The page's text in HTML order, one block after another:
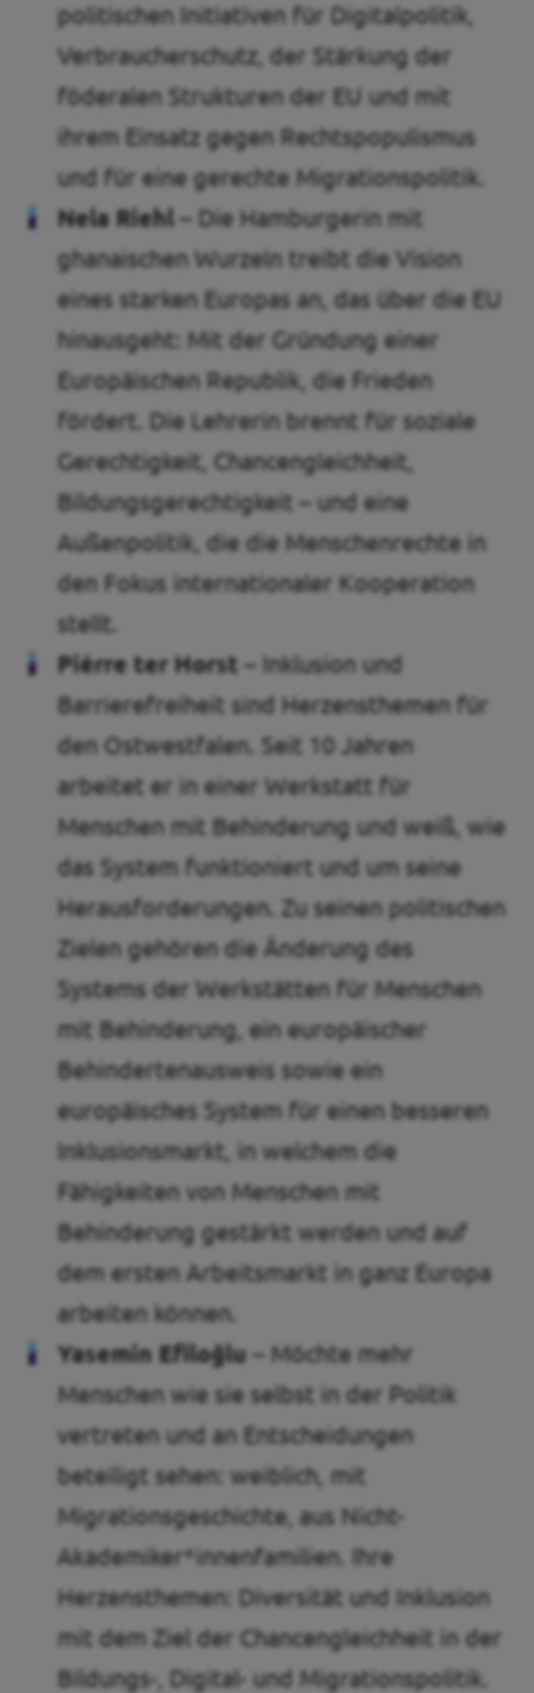
politischen Initiativen für Digitalpolitik,
Verbraucherschutz, der Stärkung der
föderalen Strukturen der EU und mit
ihrem Einsatz gegen Rechtspopulismus
und für eine gerechte Migrationspolitik.
Nela Riehl – Die Hamburgerin mit
ghanaischen Wurzeln treibt die Vision
eines starken Europas an, das über die EU
hinausgeht: Mit der Gründung einer
Europäischen Republik, die Frieden
fördert. Die Lehrerin brennt für soziale
Gerechtigkeit, Chancengleichheit,
Bildungsgerechtigkeit – und eine
Außenpolitik, die die Menschenrechte in
den Fokus internationaler Kooperation
stellt.
Piérre ter Horst – Inklusion und
Barrierefreiheit sind Herzensthemen für
den Ostwestfalen. Seit 10 Jahren
arbeitet er in einer Werkstatt für
Menschen mit Behinderung und weiß, wie
das System funktioniert und um seine
Herausforderungen. Zu seinen politischen
Zielen gehören die Änderung des
Systems der Werkstätten für Menschen
mit Behinderung, ein europäischer
Behindertenausweis sowie ein
europäisches System für einen besseren
Inklusionsmarkt, in welchem die
Fähigkeiten von Menschen mit
Behinderung gestärkt werden und auf
dem ersten Arbeitsmarkt in ganz Europa
arbeiten können.
Yasemin Efiloğlu – Möchte mehr
Menschen wie sie selbst in der Politik
vertreten und an Entscheidungen
beteiligt sehen: weiblich, mit
Migrationsgeschichte, aus Nicht-
Akademiker*innenfamilien. Ihre
Herzensthemen: Diversität und Inklusion
mit dem Ziel der Chancengleichheit in der
Bildungs-, Digital- und Migrationspolitik.